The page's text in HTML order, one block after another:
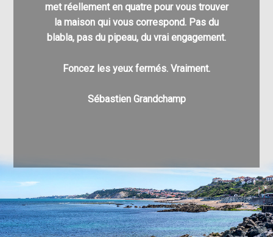
met réellement en quatre pour vous trouver
la maison qui vous correspond. Pas du
blabla, pas du pipeau, du vrai engagement.
Foncez les yeux fermés. Vraiment.
Sébastien Grandchamp